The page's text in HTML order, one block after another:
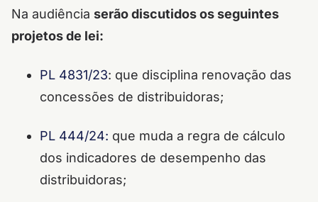
Na audiência serão discutidos os seguintes
projetos de lei:
PL 4831/23: que disciplina renovação das
concessões de distribuidoras;
PL 444/24: que muda a regra de cálculo
dos indicadores de desempenho das
distribuidoras;